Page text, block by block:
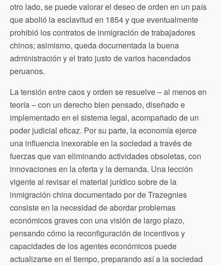
otro lado, se puede valorar el deseo de orden en un país
que abolió la esclavitud en 1854 y que eventualmente
prohibió los contratos de inmigración de trabajadores
chinos; asimismo, queda documentada la buena
administración y el trato justo de varios hacendados
peruanos.
La tensión entre caos y orden se resuelve – al menos en
teoría – con un derecho bien pensado, diseñado e
implementado en el sistema legal, acompañado de un
poder judicial eficaz. Por su parte, la economía ejerce
una influencia inexorable en la sociedad a través de
fuerzas que van eliminando actividades obsoletas, con
innovaciones en la oferta y la demanda. Una lección
vigente al revisar el material jurídico sobre de la
inmigración china documentado por de Trazegnies
consiste en la necesidad de abordar problemas
económicos graves con una visión de largo plazo,
pensando cómo la reconfiguración de incentivos y
capacidades de los agentes económicos puede
actualizarse en el tiempo, preparando así a la sociedad